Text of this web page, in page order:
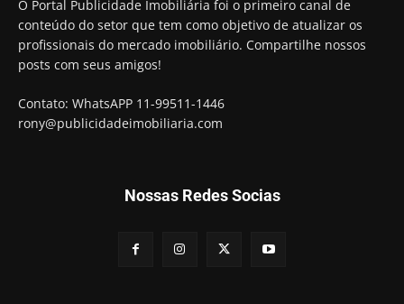
O Portal Publicidade Imobiliária foi o primeiro canal de
conteúdo do setor que tem como objetivo de atualizar os
profissionais do mercado imobiliário. Compartilhe nossos
posts com seus amigos!
Contato: WhatsAPP 11-99511-1446
rony@publicidadeimobiliaria.com
Nossas Redes Socias